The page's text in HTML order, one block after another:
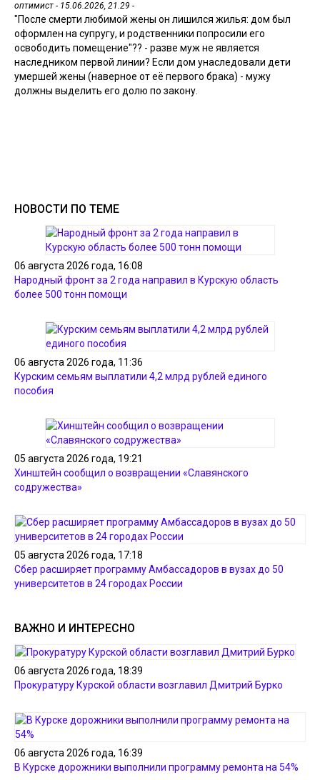
оптимист - 15.06.2026, 21.29 -
"После смерти любимой жены он лишился жилья: дом был
оформлен на супругу, и родственники попросили его
освободить помещение"?? - разве муж не является
наследником первой линии? Если дом унаследовали дети
умершей жены (наверное от её первого брака) - мужу
должны выделить его долю по закону.
НОВОСТИ ПО ТЕМЕ
06 августа 2026 года, 16:08
Народный фронт за 2 года направил в Курскую область
более 500 тонн помощи
06 августа 2026 года, 11:36
Курским семьям выплатили 4,2 млрд рублей единого
пособия
05 августа 2026 года, 19:21
Хинштейн сообщил о возвращении «Славянского
содружества»
05 августа 2026 года, 17:18
Сбер расширяет программу Амбассадоров в вузах до 50
университетов в 24 городах России
ВАЖНО И ИНТЕРЕСНО
06 августа 2026 года, 18:39
Прокуратуру Курской области возглавил Дмитрий Бурко
06 августа 2026 года, 16:39
В Курске дорожники выполнили программу ремонта на 54%